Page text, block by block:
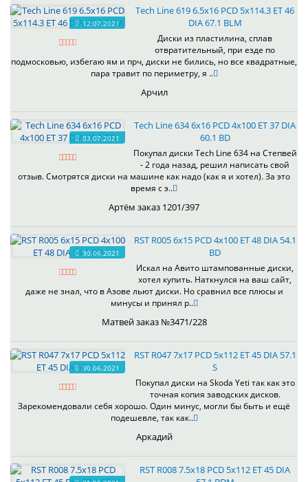
12.07.2021
Tech Line 619 6.5x16 PCD 5x114.3 ET 46
DIA 67.1 BLM
Диски из пластилина, сплав
отвратительный, при езде по
подмосковью, избегаю ям и прч, диски не бились, но все квадратные,
пара травит по периметру, я ..
Арчил
03.07.2021
Tech Line 634 6x16 PCD 4x100 ET 37 DIA
60.1 BD
Покупал диски Tech Line 634 на Степвей
- 2 года назад, решил написать свой
отзыв. Смотрятся диски на машине как надо (как я и хотел). За это
время с э..
Артём заказ 1201/397
30.06.2021
RST R005 6x15 PCD 4x100 ET 48 DIA 54.1
BD
Искал на Авито штампованные диски,
хотел купить. Наткнулся на ваш сайт,
даже не знал, что в Азове льют диски. Но сравнил все плюсы и
минусы и принял р..
Матвей заказ №3471/228
30.06.2021
RST R047 7x17 PCD 5x112 ET 45 DIA 57.1
S
Покупал диски на Skoda Yeti так как это
точная копия заводских дисков.
Зарекомендовали себя хорошо. Один минус, могли бы быть и ещё
подешевле, так как..
Аркадий
RST R008 7.5x18 PCD 5x112 ET 45 DIA